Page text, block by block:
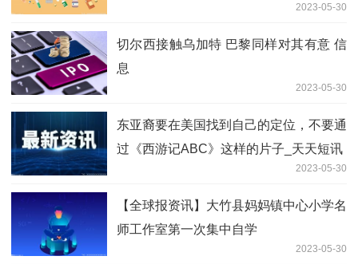
2023-05-30
切尔西接触乌加特 巴黎同样对其有意 信
息
2023-05-30
东亚裔要在美国找到自己的定位，不要通
过《西游记ABC》这样的片子_天天短讯
2023-05-30
【全球报资讯】大竹县妈妈镇中心小学名
师工作室第一次集中自学
2023-05-30